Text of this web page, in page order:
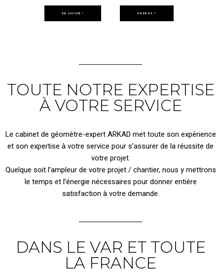
EN SAVOIR + UN DEVIS ?
TOUTE NOTRE EXPERTISE
À VOTRE SERVICE
Le cabinet de géomètre-expert ARKAD met toute son expérience
et son expertise à votre service pour s’assurer de la réussite de
votre projet.
Quelque soit l’ampleur de votre projet / chantier, nous y mettrons
le temps et l’énergie nécessaires pour donner entière
satisfaction à votre demande.
DANS LE VAR ET TOUTE
LA FRANCE